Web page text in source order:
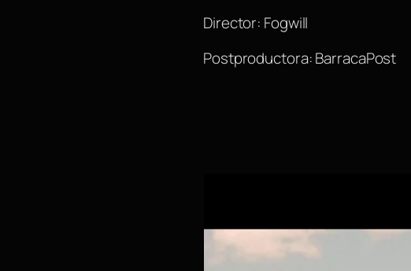
Director: Fogwill
Postproductora: BarracaPost